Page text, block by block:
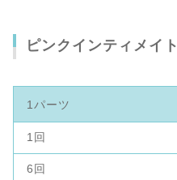
ピンクインティメイト
1パーツ
1回
6回